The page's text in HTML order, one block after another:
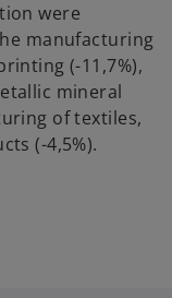
were
manufacturing
(-11,7%),
mineral
of textiles,
(-4,5%).